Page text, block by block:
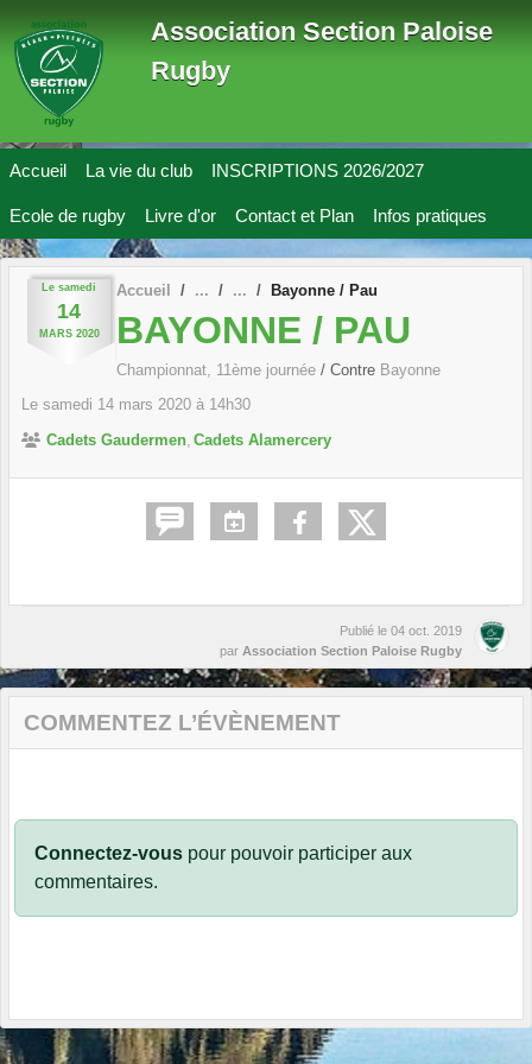
Association Section Paloise
Rugby
Accueil La vie du club INSCRIPTIONS 2026/2027
Ecole de rugby Livre d'or Contact et Plan Infos pratiques
Le samedi
14
MARS 2020
Accueil Bayonne / Pau
BAYONNE / PAU
Championnat, 11ème journée / Contre Bayonne
Le samedi 14 mars 2020 à 14h30
Cadets Gaudermen Cadets Alamercery
Publié le 04 oct. 2019
par Association Section Paloise Rugby
COMMENTEZ L’ÉVÈNEMENT
Connectez-vous pour pouvoir participer aux
commentaires.